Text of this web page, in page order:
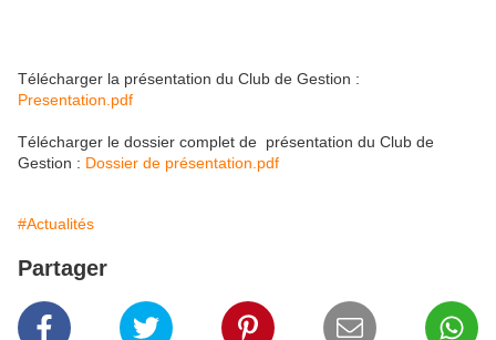
Télécharger la présentation du Club de Gestion :
Presentation.pdf
Télécharger le dossier complet de présentation du Club de
Gestion : Dossier de présentation.pdf
#Actualités
Partager